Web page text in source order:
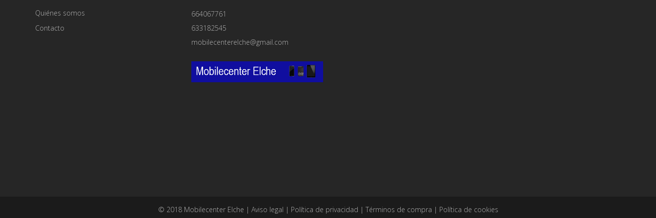
Quiénes somos
Contacto
664067761
633182545
mobilecenterelche@gmail.com
© 2018 Mobilecenter Elche | Aviso legal | Política de privacidad | Términos de compra | Política de cookies